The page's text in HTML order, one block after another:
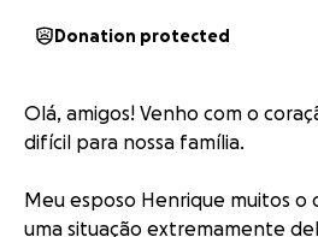
Donation protected
Olá, amigos! Venho com o
difícil para nossa família.
Meu esposo Henrique muitos
uma situação extremamente